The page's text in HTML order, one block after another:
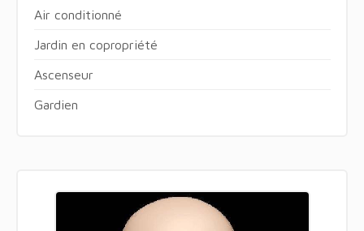
Air conditionné
Jardin en copropriété
Ascenseur
Gardien